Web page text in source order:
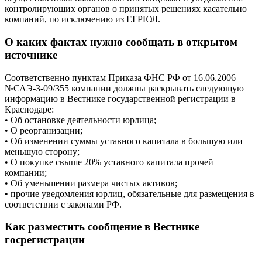
контролирующих органов о принятых решениях касательно
компаний, по исключению из ЕГРЮЛ.
О каких фактах нужно сообщать в открытом
источнике
Соответственно пунктам Приказа ФНС РФ от 16.06.2006
№САЭ-3-09/355 компании должны раскрывать следующую
информацию в Вестнике государственной регистрации в
Краснодаре:
• Об остановке деятельности юрлица;
• О реорганизации;
• Об изменении суммы уставного капитала в большую или
меньшую сторону;
• О покупке свыше 20% уставного капитала прочей
компании;
• Об уменьшении размера чистых активов;
• прочие уведомления юрлиц, обязательные для размещения в
соответствии с законами РФ.
Как разместить сообщение в Вестнике
госрегистрации